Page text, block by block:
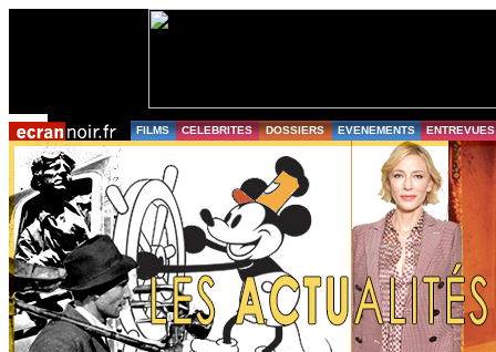
FILMS CELEBRITES DOSSIERS EVENEMENTS ENTREVUES